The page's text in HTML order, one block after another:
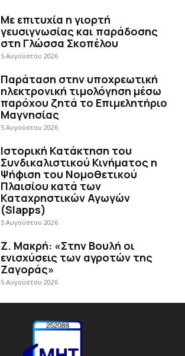
Με επιτυχία η γιορτή
γευσιγνωσίας και παράδοσης
στη Γλώσσα Σκοπέλου
5 Αυγούστου 2026
Παράταση στην υποχρεωτική
ηλεκτρονική τιμολόγηση μέσω
παρόχου ζητά το Επιμελητήριο
Μαγνησίας
5 Αυγούστου 2026
Ιστορική Κατάκτηση του
Συνδικαλιστικού Κινήματος η
Ψήφιση του Νομοθετικού
Πλαισίου κατά των
Καταχρηστικών Αγωγών
(Slapps)
5 Αυγούστου 2026
Ζ. Μακρή: «Στην Βουλή οι
ενισχύσεις των αγροτών της
Ζαγοράς»
5 Αυγούστου 2026